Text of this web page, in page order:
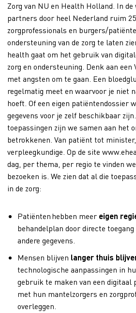
Zorg van NU en Health Holland. In de
partners door heel Nederland ruim
zorgprofessionals en burgers/
ondersteuning van de zorg te laten
health gaat om het gebruik van
zorg en ondersteuning. Denk aan
met angsten om te gaan. Een
regelmatig meet en waarvoor je niet
hoeft. Of een eigen patiëntendossier
gegevens voor je zelf beschikbaar
toepassingen zijn we samen aan het
betrokkenen. Van patiënt tot
verpleegkundige. Op de site
dag, per thema, per regio te vinden
bezoeken is. We zien dat al die
in de zorg:
Patiënten hebben meer eigen
behandelplan door directe
andere gegevens.
Mensen blijven langer thuis
technologische aanpassingen in
gebruik te maken van een
met hun mantelzorgers en
overleggen.